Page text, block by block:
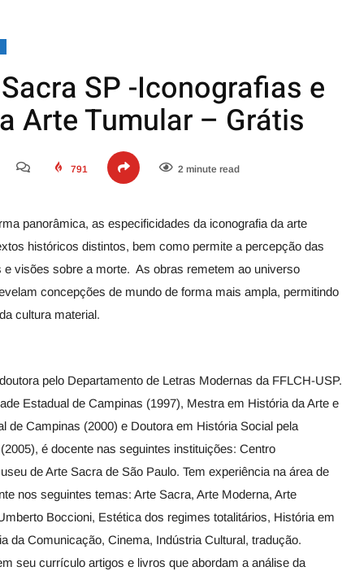
SP -Iconografias e
Arte Tumular – Grátis
791 2 minute read
panorâmica, as especificidades da iconografia da arte
históricos distintos, bem como permite a percepção das
visões sobre a morte. As obras remetem ao universo
concepções de mundo de forma mais ampla, permitindo
cultura material.
pelo Departamento de Letras Modernas da FFLCH-USP.
Estadual de Campinas (1997), Mestra em História da Arte e
de Campinas (2000) e Doutora em História Social pela
é docente nas seguintes instituições: Centro
de Arte Sacra de São Paulo. Tem experiência na área de
nos seguintes temas: Arte Sacra, Arte Moderna, Arte
Boccioni, Estética dos regimes totalitários, História em
da Comunicação, Cinema, Indústria Cultural, tradução.
seu currículo artigos e livros que abordam a análise da